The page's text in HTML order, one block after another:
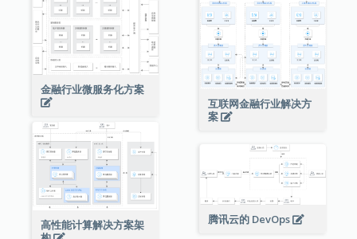
金融行业微服务化方案
互联网金融行业解决方
案
高性能计算解决方案架
腾讯云的 DevOps